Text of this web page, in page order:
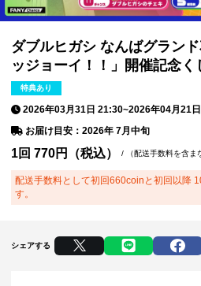
ダブルヒガシ なんばグラン
ッジョーイ！！」開催記念く
特典あり
2026年03月31日 21:30~2026年04月21
お届け目安：2026年 7月中旬
1回770円（税込）/ （配送手数料を含ま
配送手数料として初回660coinと初回以降
す。
シェアする